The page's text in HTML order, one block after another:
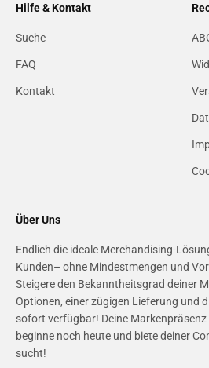
Hilfe & Kontakt
Suche
FAQ
Kontakt
Über Uns
Endlich die ideale Merchandising-
Kunden– ohne Mindestmengen und
Steigere den Bekanntheitsgrad deiner
Optionen, einer zügigen Lieferung und
sofort verfügbar! Deine
beginne noch heute und biete deiner
sucht!